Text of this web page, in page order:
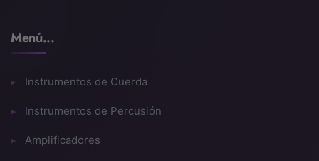
Menú...
Instrumentos de Cuerda
Instrumentos de Percusión
Amplificadores